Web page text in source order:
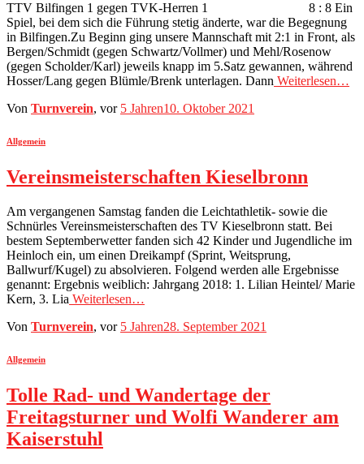
TTV Bilfingen 1 gegen TVK-Herren 1 8 : 8 Ein
Spiel, bei dem sich die Führung stetig änderte, war die Begegnung
in Bilfingen.Zu Beginn ging unsere Mannschaft mit 2:1 in Front, als
Bergen/Schmidt (gegen Schwartz/Vollmer) und Mehl/Rosenow
(gegen Scholder/Karl) jeweils knapp im 5.Satz gewannen, während
Hosser/Lang gegen Blümle/Brenk unterlagen. Dann Weiterlesen…
Von Turnverein, vor 5 Jahren10. Oktober 2021
Allgemein
Vereinsmeisterschaften Kieselbronn
Am vergangenen Samstag fanden die Leichtathletik- sowie die
Schnürles Vereinsmeisterschaften des TV Kieselbronn statt. Bei
bestem Septemberwetter fanden sich 42 Kinder und Jugendliche im
Heinloch ein, um einen Dreikampf (Sprint, Weitsprung,
Ballwurf/Kugel) zu absolvieren. Folgend werden alle Ergebnisse
genannt: Ergebnis weiblich: Jahrgang 2018: 1. Lilian Heintel/ Marie
Kern, 3. Lia Weiterlesen…
Von Turnverein, vor 5 Jahren28. September 2021
Allgemein
Tolle Rad- und Wandertage der
Freitagsturner und Wolfi Wanderer am
Kaiserstuhl